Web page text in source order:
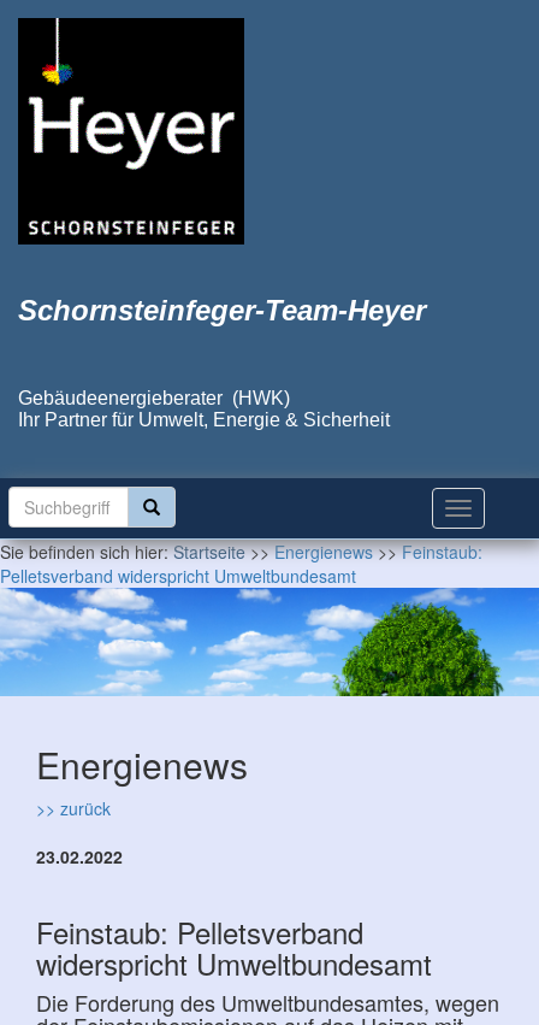
Schornsteinfeger-Team-Heyer
Gebäudeenergieberater (HWK)
Ihr Partner für Umwelt, Energie & Sicherheit
Sie befinden sich hier:Startseite>>Energienews>>Feinstaub:
Pelletsverband widerspricht Umweltbundesamt
Energienews
>> zurück
23.02.2022
Feinstaub: Pelletsverband
widerspricht Umweltbundesamt
Die Forderung des Umweltbundesamtes, wegen